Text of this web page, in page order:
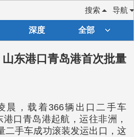
导航
搜索
深度 全部
东港口青岛港首次批量
晨，载着366辆出口二手车
港口青岛港起航，运往非洲，
二手车成功滚装发运出口，这